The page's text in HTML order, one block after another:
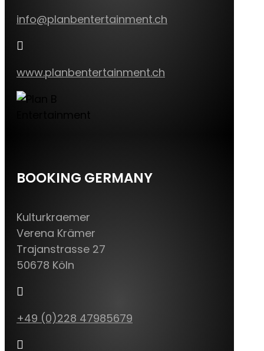
info@planbentertainment.ch

www.planbentertainment.ch
BOOKING GERMANY
Kulturkraemer
Verena Krämer
Trajanstrasse 27
50678 Köln

+49 (0)228 47985679
